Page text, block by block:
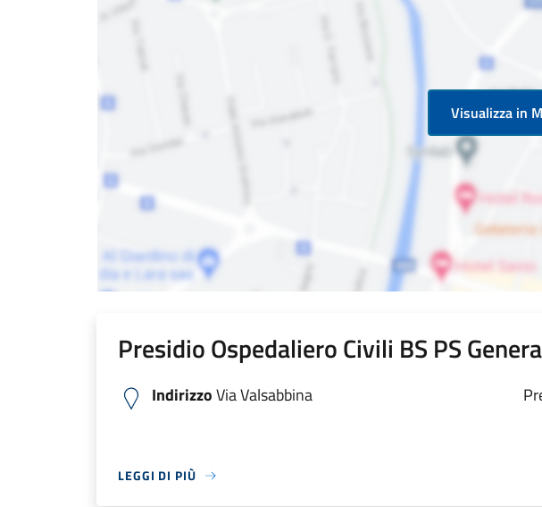
Visualizza in
Presidio Ospedaliero Civili BS PS
IndirizzoVia Valsabbina
LEGGI DI PIÙ